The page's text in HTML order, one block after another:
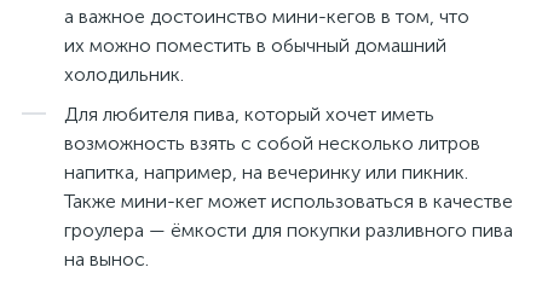
а важное достоинство мини-кегов в том, что
их можно поместить в обычный домашний
холодильник.
Для любителя пива, который хочет иметь
возможность взять с собой несколько литров
напитка, например, на вечеринку или пикник.
Также мини-кег может использоваться в качестве
гроулера — ёмкости для покупки разливного пива
на вынос.